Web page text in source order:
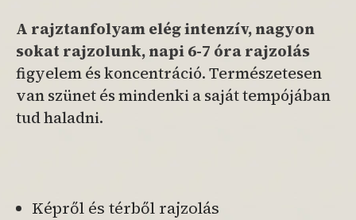
A rajztanfolyam elég intenzív, nagyon
sokat rajzolunk, napi 6-7 óra rajzolás
figyelem és koncentráció. Természetesen
van szünet és mindenki a saját tempójában
tud haladni.
Képről és térből rajzolás